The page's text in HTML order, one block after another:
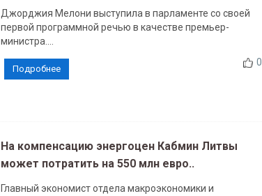
Джорджия Мелони выступила в парламенте со своей
первой программной речью в качестве премьер-
министра....
0
Подробнее
На компенсацию энергоцен Кабмин Литвы
может потратить на 550 млн евро..
Главный экономист отдела макроэкономики и